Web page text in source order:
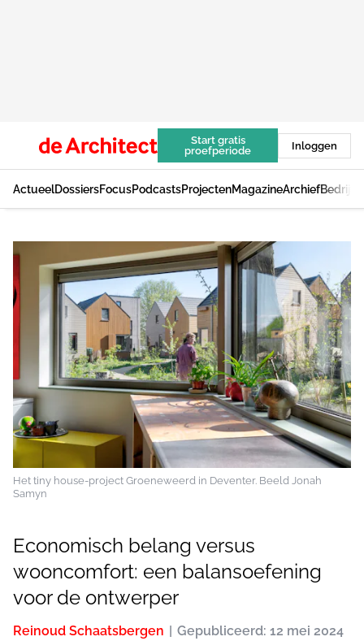
Start gratis
proefperiode
Inloggen
ActueelDossiersFocusPodcastsProjectenMagazineArchief
Het tiny house-project Groeneweerd in Deventer. Beeld Jonah
Samyn
Economisch belang versus
wooncomfort: een balansoefening
voor de ontwerper
Reinoud Schaatsbergen
Gepubliceerd: 12 mei 2024